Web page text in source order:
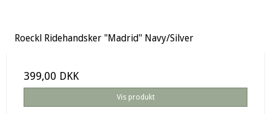
Roeckl Ridehandsker "Madrid" Navy/Silver
399,00 DKK
Vis produkt